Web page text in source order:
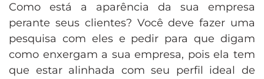
Como está a aparência da sua empresa
perante seus clientes? Você deve fazer uma
pesquisa com eles e pedir para que digam
como enxergam a sua empresa, pois ela tem
que estar alinhada com seu perfil ideal de